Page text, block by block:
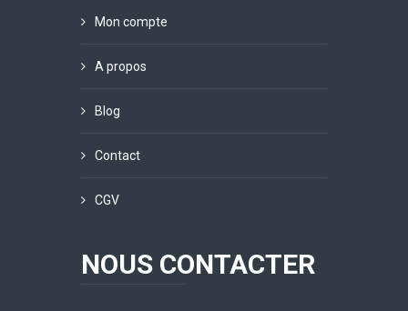
Mon compte
A propos
Blog
Contact
CGV
NOUS CONTACTER